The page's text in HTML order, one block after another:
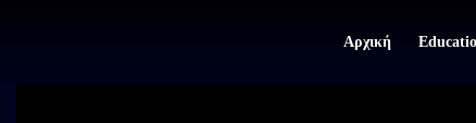
Αρχική